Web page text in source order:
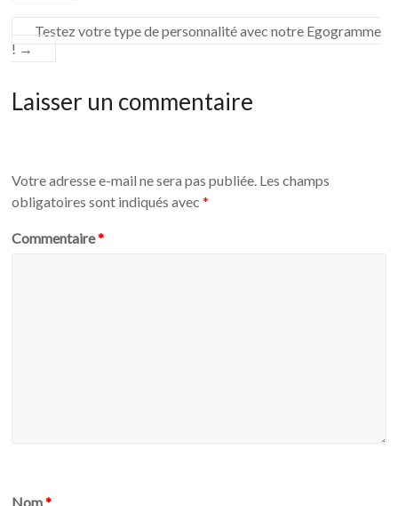
Testez votre type de personnalité avec notre Egogramme
! →
Laisser un commentaire
Votre adresse e-mail ne sera pas publiée. Les champs
obligatoires sont indiqués avec*
Commentaire*
Nom*